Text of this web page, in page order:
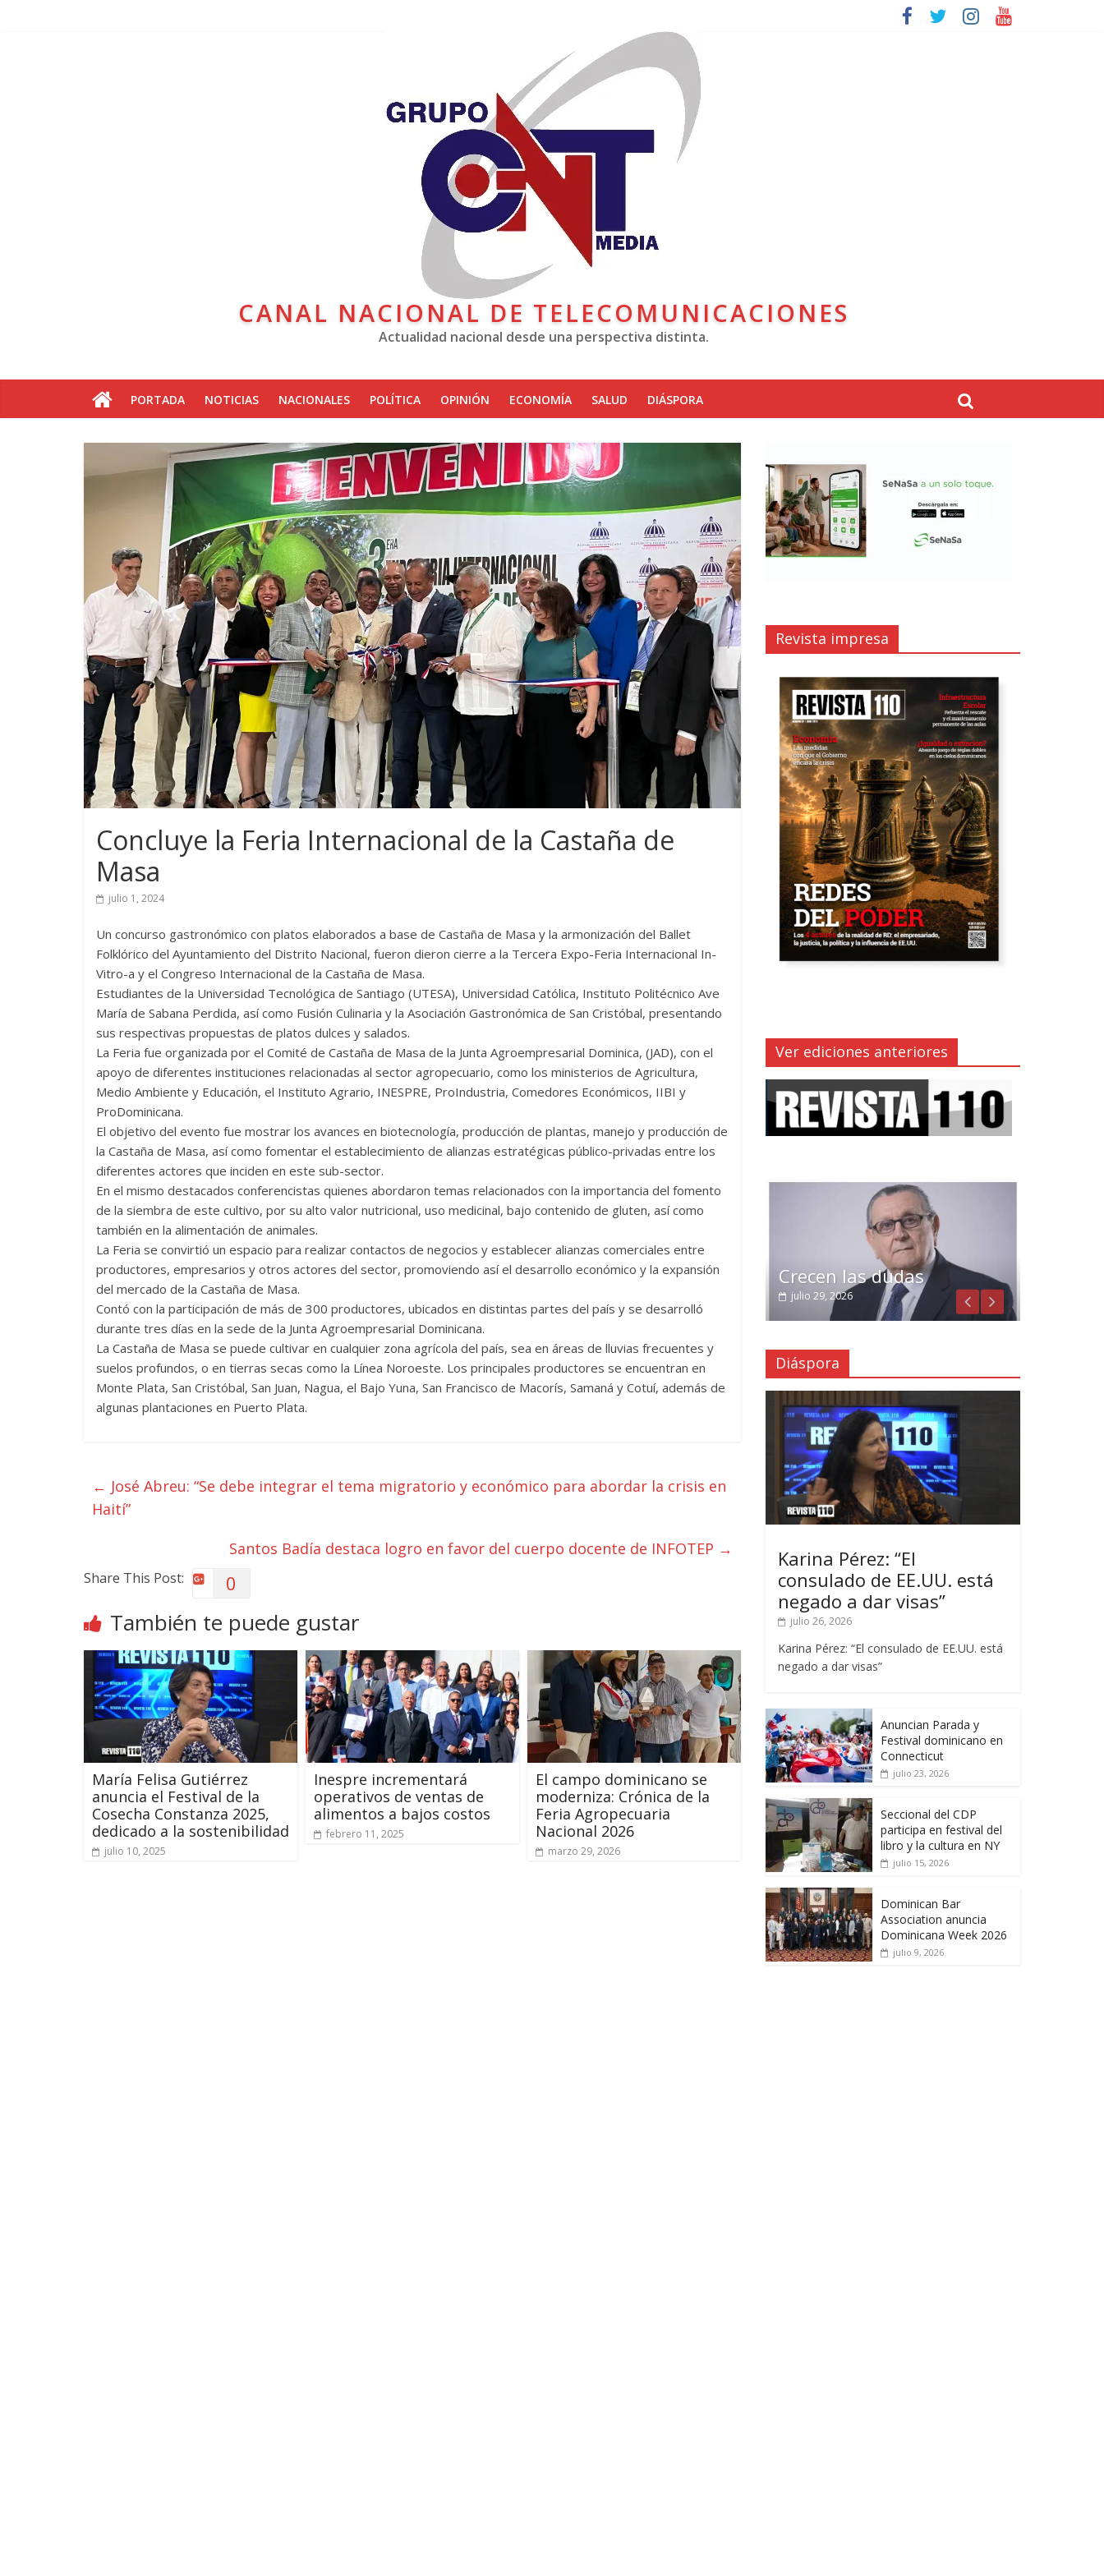
CANAL NACIONAL DE TELECOMUNICACIONES
Actualidad nacional desde una perspectiva distinta.
PORTADA NOTICIAS NACIONALES POLÍTICA OPINIÓN ECONOMÍA SALUD DIÁSPORA
Concluye la Feria Internacional de la Castaña de
Masa
julio 1, 2024
Un concurso gastronómico con platos elaborados a base de Castaña de Masa y la armonización del Ballet
Folklórico del Ayuntamiento del Distrito Nacional, fueron dieron cierre a la Tercera Expo-Feria Internacional In-
Vitro-a y el Congreso Internacional de la Castaña de Masa.
Estudiantes de la Universidad Tecnológica de Santiago (UTESA), Universidad Católica, Instituto Politécnico Ave
María de Sabana Perdida, así como Fusión Culinaria y la Asociación Gastronómica de San Cristóbal, presentando
sus respectivas propuestas de platos dulces y salados.
La Feria fue organizada por el Comité de Castaña de Masa de la Junta Agroempresarial Dominica, (JAD), con el
apoyo de diferentes instituciones relacionadas al sector agropecuario, como los ministerios de Agricultura,
Medio Ambiente y Educación, el Instituto Agrario, INESPRE, ProIndustria, Comedores Económicos, IIBI y
ProDominicana.
El objetivo del evento fue mostrar los avances en biotecnología, producción de plantas, manejo y producción de
la Castaña de Masa, así como fomentar el establecimiento de alianzas estratégicas público-privadas entre los
diferentes actores que inciden en este sub-sector.
En el mismo destacados conferencistas quienes abordaron temas relacionados con la importancia del fomento
de la siembra de este cultivo, por su alto valor nutricional, uso medicinal, bajo contenido de gluten, así como
también en la alimentación de animales.
La Feria se convirtió un espacio para realizar contactos de negocios y establecer alianzas comerciales entre
productores, empresarios y otros actores del sector, promoviendo así el desarrollo económico y la expansión
del mercado de la Castaña de Masa.
Contó con la participación de más de 300 productores, ubicados en distintas partes del país y se desarrolló
durante tres días en la sede de la Junta Agroempresarial Dominicana.
La Castaña de Masa se puede cultivar en cualquier zona agrícola del país, sea en áreas de lluvias frecuentes y
suelos profundos, o en tierras secas como la Línea Noroeste. Los principales productores se encuentran en
Monte Plata, San Cristóbal, San Juan, Nagua, el Bajo Yuna, San Francisco de Macorís, Samaná y Cotuí, además de
algunas plantaciones en Puerto Plata.
← José Abreu: “Se debe integrar el tema migratorio y económico para abordar la crisis en
Haití”
Santos Badía destaca logro en favor del cuerpo docente de INFOTEP →
Share This Post: 0
También te puede gustar
María Felisa Gutiérrez
anuncia el Festival de la
Cosecha Constanza 2025,
dedicado a la sostenibilidad
julio 10, 2025
Inespre incrementará
operativos de ventas de
alimentos a bajos costos
febrero 11, 2025
El campo dominicano se
moderniza: Crónica de la
Feria Agropecuaria
Nacional 2026
marzo 29, 2026
Revista impresa
Ver ediciones anteriores
Crecen las dudas
julio 29, 2026
Diáspora
Karina Pérez: “El
consulado de EE.UU. está
negado a dar visas”
julio 26, 2026
Karina Pérez: “El consulado de EE.UU. está
negado a dar visas”
Anuncian Parada y
Festival dominicano en
Connecticut
julio 23, 2026
Seccional del CDP
participa en festival del
libro y la cultura en NY
julio 15, 2026
Dominican Bar
Association anuncia
Dominicana Week 2026
julio 9, 2026